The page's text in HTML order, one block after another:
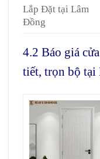
Lắp Đặt tại Lâm
Đồng
4.2 Báo giá
tiết, trọn bộ